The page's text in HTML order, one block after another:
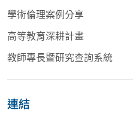
學術倫理案例分享
高等教育深耕計畫
教師專長暨研究查詢系統
連結